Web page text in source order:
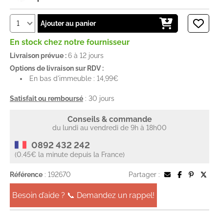
Ajouter au panier
En stock chez notre fournisseur
Livraison prévue :6 à 12 jours
Options de livraison sur RDV :
En bas d'immeuble : 14,99€
Satisfait ou remboursé : 30 jours
Conseils & commande
du lundi au vendredi de 9h à 18h00
0892 432 242
(0.45€ la minute depuis la France)
Référence : 192670 Partager :
Besoin d’aide ? 📞 Demandez un rappel!